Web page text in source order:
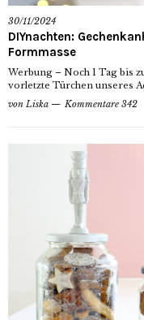
30/11/2024
DIYnachten:
Formmasse
Werbung – Noch 1 Tag bis
vorletzte Türchen unseres
von Liska Kommentare 342